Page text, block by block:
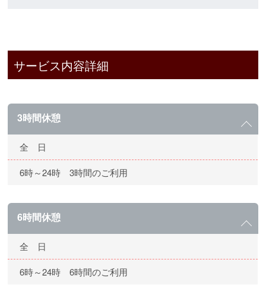
サービス内容詳細
3時間休憩
全 日
6時～24時 3時間のご利用
6時間休憩
全 日
6時～24時 6時間のご利用